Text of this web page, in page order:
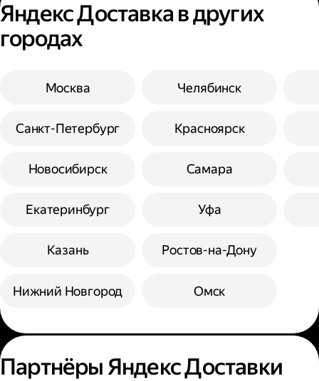
Яндекс Доставка в других
городах
Москва
Санкт-Петербург
Новосибирск
Екатеринбург
Казань
Нижний Новгород
Челябинск
Красноярск
Самара
Уфа
Ростов-на-Дону
Омск
Партнёры Яндекс Доставки